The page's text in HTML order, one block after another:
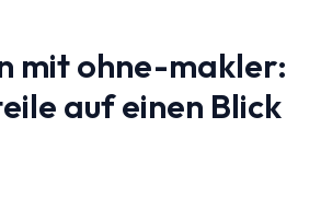
mitohne-makler:
auf einen Blick